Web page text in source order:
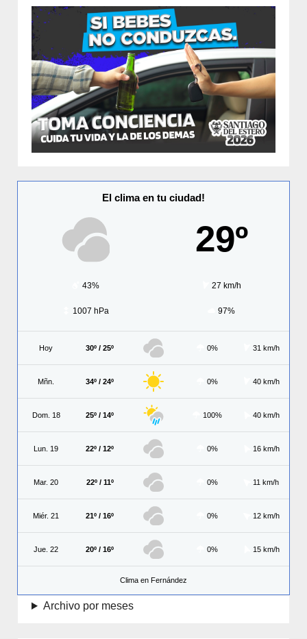
El clima en tu ciudad!
29º
43% 27 km/h
1007 hPa 97%
Hoy 30º / 25º 0% 31 km/h
Mñn. 34º / 24º 0% 40 km/h
Dom. 18 25º / 14º 100% 40 km/h
Lun. 19 22º / 12º 0% 16 km/h
Mar. 20 22º / 11º 0% 11 km/h
Miér. 21 21º / 16º 0% 12 km/h
Jue. 22 20º / 16º 0% 15 km/h
Clima en Fernández
Archivo por meses